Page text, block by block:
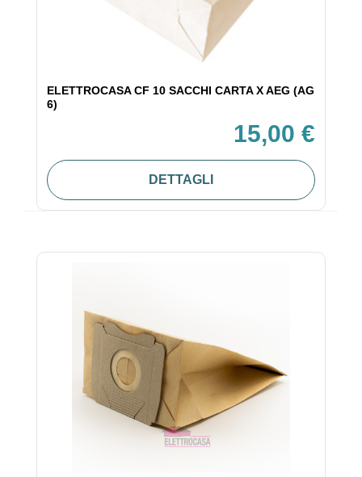
ELETTROCASA CF 10 SACCHI CARTA X AEG (AG
6)
15,00 €
DETTAGLI